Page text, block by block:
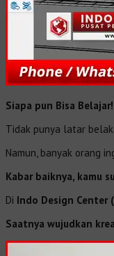
Siapa pun Bisa Belajar!
Tidak punya latar
Namun, banyak orang
Kabar baiknya, kamu
Di Indo Design Center
Saatnya wujudkan